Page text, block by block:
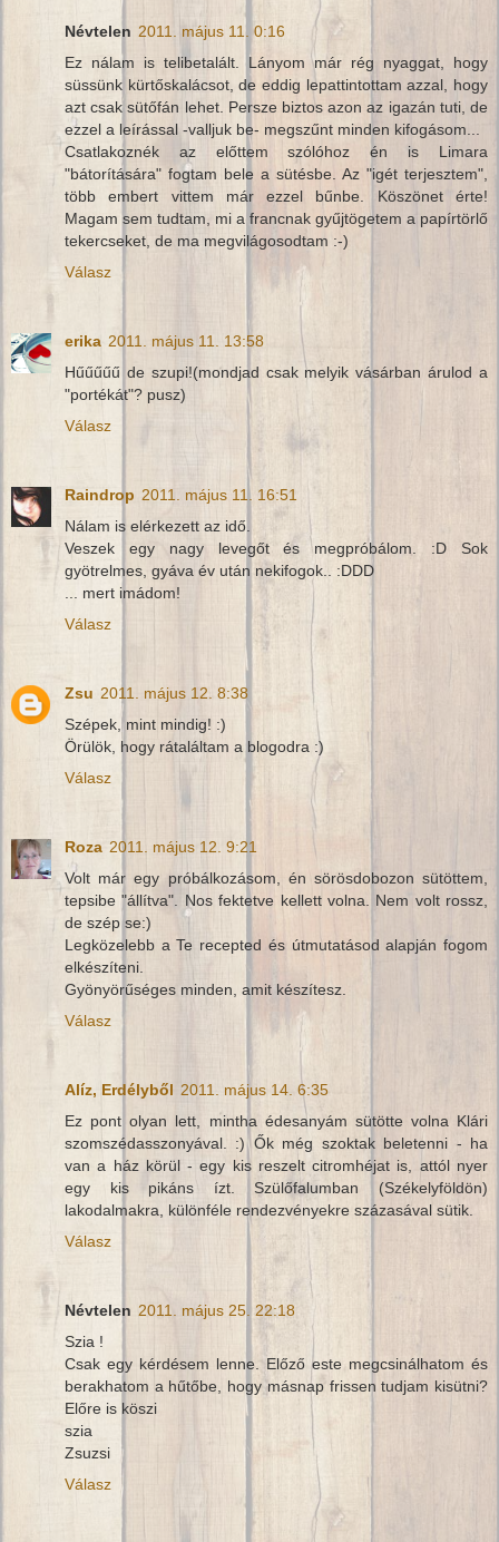
Névtelen 2011. május 11. 0:16
Ez nálam is telibetalált. Lányom már rég nyaggat, hogy
süssünk kürtőskalácsot, de eddig lepattintottam azzal, hogy
azt csak sütőfán lehet. Persze biztos azon az igazán tuti, de
ezzel a leírással -valljuk be- megszűnt minden kifogásom...
Csatlakoznék az előttem szólóhoz én is Limara
"bátorítására" fogtam bele a sütésbe. Az "igét terjesztem",
több embert vittem már ezzel bűnbe. Köszönet érte!
Magam sem tudtam, mi a francnak gyűjtögetem a papírtörlő
tekercseket, de ma megvilágosodtam :-)
Válasz
erika 2011. május 11. 13:58
Hűűűűű de szupi!(mondjad csak melyik vásárban árulod a
"portékát"? pusz)
Válasz
Raindrop 2011. május 11. 16:51
Nálam is elérkezett az idő.
Veszek egy nagy levegőt és megpróbálom. :D Sok
gyötrelmes, gyáva év után nekifogok.. :DDD
... mert imádom!
Válasz
Zsu 2011. május 12. 8:38
Szépek, mint mindig! :)
Örülök, hogy rátaláltam a blogodra :)
Válasz
Roza 2011. május 12. 9:21
Volt már egy próbálkozásom, én sörösdobozon sütöttem,
tepsibe "állítva". Nos fektetve kellett volna. Nem volt rossz,
de szép se:)
Legközelebb a Te recepted és útmutatásod alapján fogom
elkészíteni.
Gyönyörűséges minden, amit készítesz.
Válasz
Alíz, Erdélyből 2011. május 14. 6:35
Ez pont olyan lett, mintha édesanyám sütötte volna Klári
szomszédasszonyával. :) Ők még szoktak beletenni - ha
van a ház körül - egy kis reszelt citromhéjat is, attól nyer
egy kis pikáns ízt. Szülőfalumban (Székelyföldön)
lakodalmakra, különféle rendezvényekre százasával sütik.
Válasz
Névtelen 2011. május 25. 22:18
Szia !
Csak egy kérdésem lenne. Előző este megcsinálhatom és
berakhatom a hűtőbe, hogy másnap frissen tudjam kisütni?
Előre is köszi
szia
Zsuzsi
Válasz